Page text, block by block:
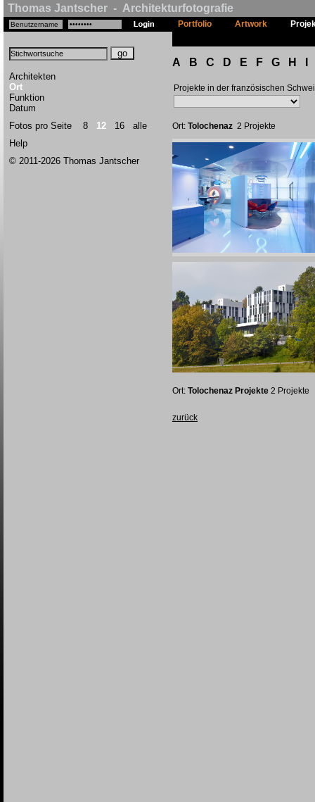
Thomas Jantscher - Architekturfotografie
Architekten
Ort
Funktion
Datum
Fotos pro Seite 8 12 16
alle
Help
© 2011-2026 Thomas Jantscher
Portfolio Artwork
A B C D E F G H
Projekte in der französischen
Ort: Tolochenaz 2 Projekte
Ort: Tolochenaz Projekte 2 Projekte
zurück